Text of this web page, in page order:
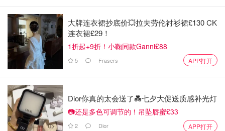
小不列颠晒晒君
🌍12月27日全球热点新闻速递：今天国内&世界
发生了什么？
周大福“牛马”黄金吊坠被指阴阳打工
人！网友：我自嘲可以，你别来CPU
我…
大牌连衣裙抄底价💥拉夫劳伦衬衫裙£130 CK
连衣裙£29！
1折起+9折！小鞠同款Ganni£88
5 Frasers APP打开
Dior你真的太会送了💑七夕大促送质感补光灯
📷还是多色可调节的！吊坠唇蜜£33
2 Dior APP打开